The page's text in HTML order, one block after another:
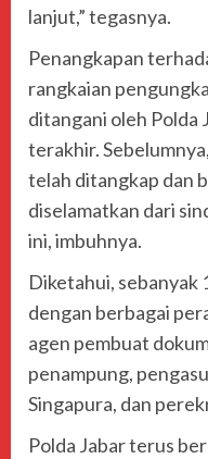
lanjut,” tegasnya.
Penangkapan
rangkaian
ditangani oleh Polda
terakhir.
telah ditangkap dan
diselamatkan dari
ini, imbuhnya.
Diketahui, sebanyak
dengan berbagai
agen pembuat
penampung,
Singapura, dan
Polda Jabar terus